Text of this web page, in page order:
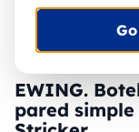
🔥 -30%
EWING.
pared